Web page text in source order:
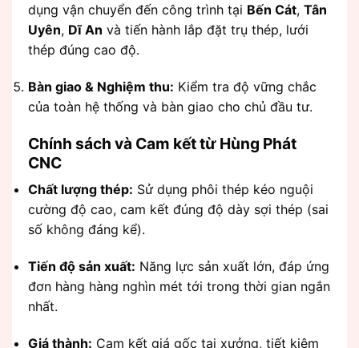
dụng vận chuyển đến công trình tại Bến Cát, Tân
Uyên, Dĩ An và tiến hành lắp đặt trụ thép, lưới
thép đúng cao độ.
Bàn giao & Nghiệm thu: Kiểm tra độ vững chắc
của toàn hệ thống và bàn giao cho chủ đầu tư.
Chính sách và Cam kết từ Hùng Phát
CNC
Chất lượng thép: Sử dụng phôi thép kéo nguội
cường độ cao, cam kết đúng độ dày sợi thép (sai
số không đáng kể).
Tiến độ sản xuất: Năng lực sản xuất lớn, đáp ứng
đơn hàng hàng nghìn mét tới trong thời gian ngắn
nhất.
Giá thành: Cam kết giá gốc tại xưởng, tiết kiệm